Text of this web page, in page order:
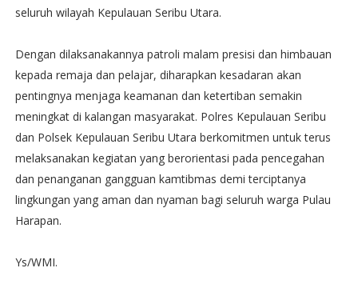
seluruh wilayah Kepulauan Seribu Utara.
Dengan dilaksanakannya patroli malam presisi dan himbauan
kepada remaja dan pelajar, diharapkan kesadaran akan
pentingnya menjaga keamanan dan ketertiban semakin
meningkat di kalangan masyarakat. Polres Kepulauan Seribu
dan Polsek Kepulauan Seribu Utara berkomitmen untuk terus
melaksanakan kegiatan yang berorientasi pada pencegahan
dan penanganan gangguan kamtibmas demi terciptanya
lingkungan yang aman dan nyaman bagi seluruh warga Pulau
Harapan.
Ys/WMI.